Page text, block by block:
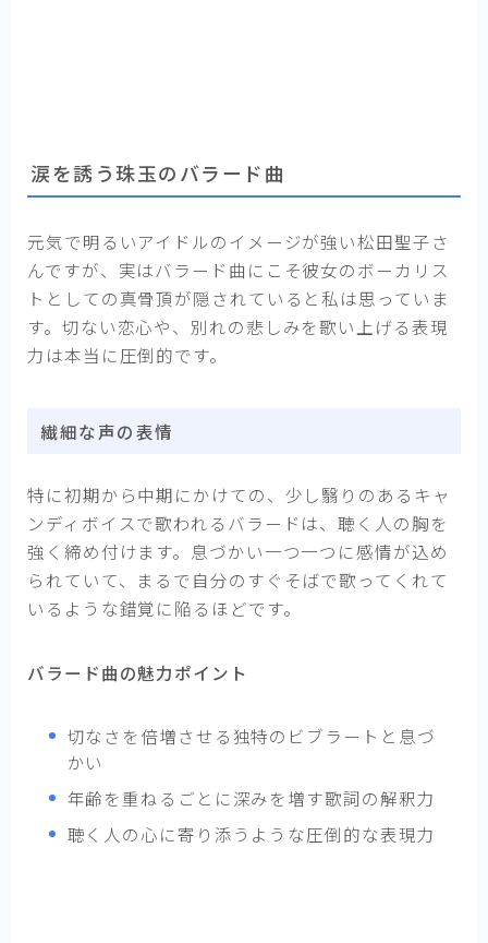
涙を誘う珠玉のバラード曲
元気で明るいアイドルのイメージが強い松田聖子さ
んですが、実はバラード曲にこそ彼女のボーカリス
トとしての真骨頂が隠されていると私は思っていま
す。切ない恋心や、別れの悲しみを歌い上げる表現
力は本当に圧倒的です。
繊細な声の表情
特に初期から中期にかけての、少し翳りのあるキャ
ンディボイスで歌われるバラードは、聴く人の胸を
強く締め付けます。息づかい一つ一つに感情が込め
られていて、まるで自分のすぐそばで歌ってくれて
いるような錯覚に陥るほどです。
バラード曲の魅力ポイント
切なさを倍増させる独特のビブラートと息づ
かい
年齢を重ねるごとに深みを増す歌詞の解釈力
聴く人の心に寄り添うような圧倒的な表現力